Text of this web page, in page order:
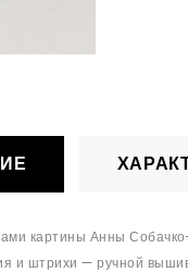
картины Анны
и штрихи — ручной